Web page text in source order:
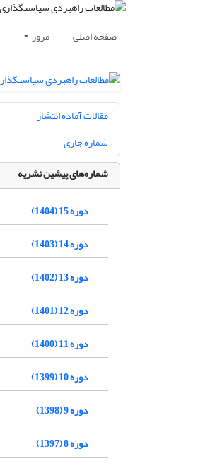
صفحه اصلی مرور
مقالات آماده انتشار
شماره جاری
شماره‌های پیشین نشریه
دوره 15 (1404)
دوره 14 (1403)
دوره 13 (1402)
دوره 12 (1401)
دوره 11 (1400)
دوره 10 (1399)
دوره 9 (1398)
دوره 8 (1397)